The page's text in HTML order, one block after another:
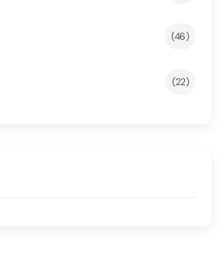
(46)
(22)